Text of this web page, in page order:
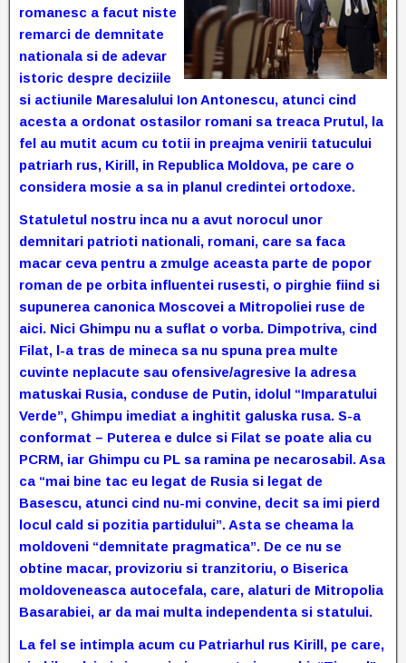
romanesc a facut niste
remarci de demnitate
nationala si de adevar
istoric despre deciziile
si actiunile Maresalului Ion Antonescu, atunci cind
acesta a ordonat ostasilor romani sa treaca Prutul, la
fel au mutit acum cu totii in preajma venirii tatucului
patriarh rus, Kirill, in Republica Moldova, pe care o
considera mosie a sa in planul credintei ortodoxe.
Statuletul nostru inca nu a avut norocul unor
demnitari patrioti nationali, romani, care sa faca
macar ceva pentru a zmulge aceasta parte de popor
roman de pe orbita influentei rusesti, o pirghie fiind si
supunerea canonica Moscovei a Mitropoliei ruse de
aici. Nici Ghimpu nu a suflat o vorba. Dimpotriva, cind
Filat, l-a tras de mineca sa nu spuna prea multe
cuvinte neplacute sau ofensive/agresive la adresa
matuskai Rusia, conduse de Putin, idolul “Imparatului
Verde”, Ghimpu imediat a inghitit galuska rusa. S-a
conformat – Puterea e dulce si Filat se poate alia cu
PCRM, iar Ghimpu cu PL sa ramina pe necarosabil. Asa
ca “mai bine tac eu legat de Rusia si legat de
Basescu, atunci cind nu-mi convine, decit sa imi pierd
locul cald si pozitia partidului”. Asta se cheama la
moldoveni “demnitate pragmatica”. De ce nu se
obtine macar, provizoriu si tranzitoriu, o Biserica
moldoveneasca autocefala, care, alaturi de Mitropolia
Basarabiei, ar da mai multa independenta si statului.
La fel se intimpla acum cu Patriarhul rus Kirill, pe care,